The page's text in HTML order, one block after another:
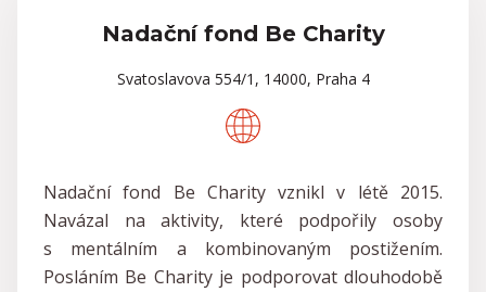
Nadační fond Be Charity
Svatoslavova 554/1, 14000, Praha 4
Nadační fond Be Charity vznikl v létě 2015.
Navázal na aktivity, které podpořily osoby
s mentálním a kombinovaným postižením.
Posláním Be Charity je podporovat dlouhodobě